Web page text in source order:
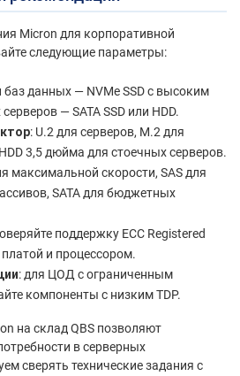
Micron для корпоративной
следующие параметры:
баз данных — NVMe SSD с высоким
— SATA SSD или HDD.
: U.2 для серверов, M.2 для
3,5 дюйма для стоечных серверов.
максимальной скорости, SAS для
SATA для бюджетных
поддержку ECC Registered
и процессором.
: для ЦОД с ограниченным
компоненты с низким TDP.
на склад QBS позволяют
в серверных
сверять технические задания с